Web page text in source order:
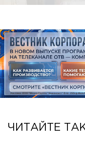
Общество